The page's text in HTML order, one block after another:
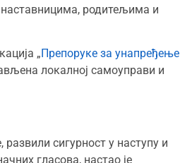
наставницима, родитељима и
„ Препоруке за унапређење
локалној самоуправи и
сигурност у наступу и
гласова, настао је